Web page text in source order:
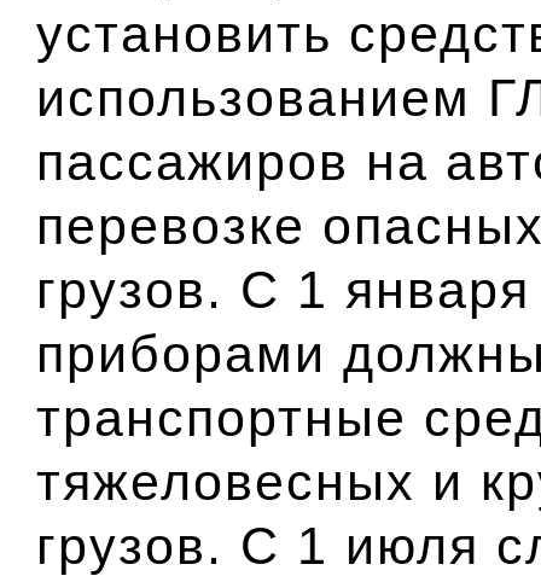
установить
использованием
пассажиров на
перевозке
грузов. С 1
приборами
транспортные
тяжеловесных и
грузов. С 1 июля